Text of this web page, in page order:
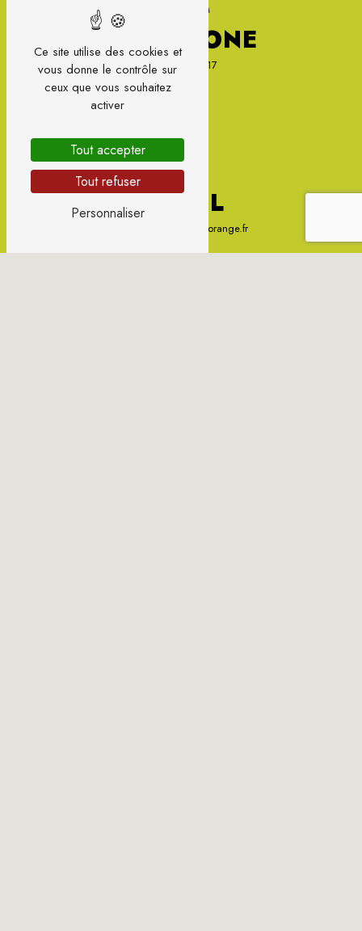
TÉLÉPHONE
07 87 66 87 17
E-MAIL
sylvie.gondonneau@orange.fr
Ce site utilise des cookies et
vous donne le contrôle sur
ceux que vous souhaitez
activer
Tout accepter
Tout refuser
Personnaliser